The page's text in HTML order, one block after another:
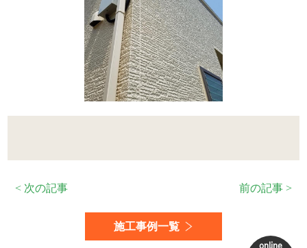
< 次の記事 前の記事 >
施工事例一覧
online